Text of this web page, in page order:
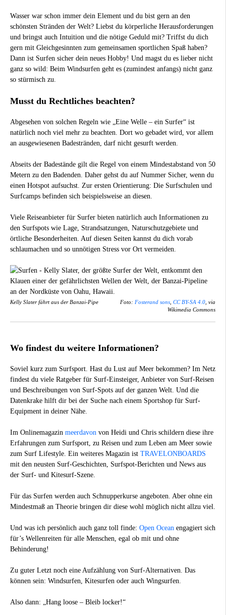
Wasser war schon immer dein Element und du bist gern an den
schönsten Stränden der Welt? Liebst du körperliche Herausforderungen
und bringst auch Intuition und die nötige Geduld mit? Triffst du dich
gern mit Gleichgesinnten zum gemeinsamen sportlichen Spaß haben?
Dann ist Surfen sicher dein neues Hobby! Und magst du es lieber nicht
ganz so wild: Beim Windsurfen geht es (zumindest anfangs) nicht ganz
so stürmisch zu.
Musst du Rechtliches beachten?
Abgesehen von solchen Regeln wie „Eine Welle – ein Surfer“ ist
natürlich noch viel mehr zu beachten. Dort wo gebadet wird, vor allem
an ausgewiesenen Badestränden, darf nicht gesurft werden.
Abseits der Badestände gilt die Regel von einem Mindestabstand von 50
Metern zu den Badenden. Daher gehst du auf Nummer Sicher, wenn du
einen Hotspot aufsuchst. Zur ersten Orientierung: Die Surfschulen und
Surfcamps befinden sich beispielsweise an diesen.
Viele Reiseanbieter für Surfer bieten natürlich auch Informationen zu
den Surfspots wie Lage, Strandsatzungen, Naturschutzgebiete und
örtliche Besonderheiten. Auf diesen Seiten kannst du dich vorab
schlaumachen und so unnötigen Stress vor Ort vermeiden.
Kelly Slater fährt aus der Banzai-Pipe Foto: Fosterand sons CC BY-SA 4.0 , via
Wikimedia Commons
Wo findest du weitere Informationen?
Soviel kurz zum Surfsport. Hast du Lust auf Meer bekommen? Im Netz
findest du viele Ratgeber für Surf-Einsteiger, Anbieter von Surf-Reisen
und Beschreibungen von Surf-Spots auf der ganzen Welt. Und die
Datenkrake hilft dir bei der Suche nach einem Sportshop für Surf-
Equipment in deiner Nähe.
Im Onlinemagazin meerdavon von Heidi und Chris schildern diese ihre
Erfahrungen zum Surfsport, zu Reisen und zum Leben am Meer sowie
zum Surf Lifestyle. Ein weiteres Magazin ist TRAVELONBOARDS
mit den neusten Surf-Geschichten, Surfspot-Berichten und News aus
der Surf- und Kitesurf-Szene.
Für das Surfen werden auch Schnupperkurse angeboten. Aber ohne ein
Mindestmaß an Theorie bringen dir diese wohl möglich nicht allzu viel.
Und was ich persönlich auch ganz toll finde: Open Ocean engagiert sich
für’s Wellenreiten für alle Menschen, egal ob mit und ohne
Behinderung!
Zu guter Letzt noch eine Aufzählung von Surf-Alternativen. Das
können sein: Windsurfen, Kitesurfen oder auch Wingsurfen.
Also dann: „Hang loose – Bleib locker!“